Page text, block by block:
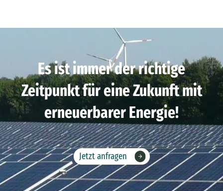
Es ist immer der richtige
Zeitpunkt für eine Zukunft mit
erneuerbarer Energie!
Jetzt anfragen